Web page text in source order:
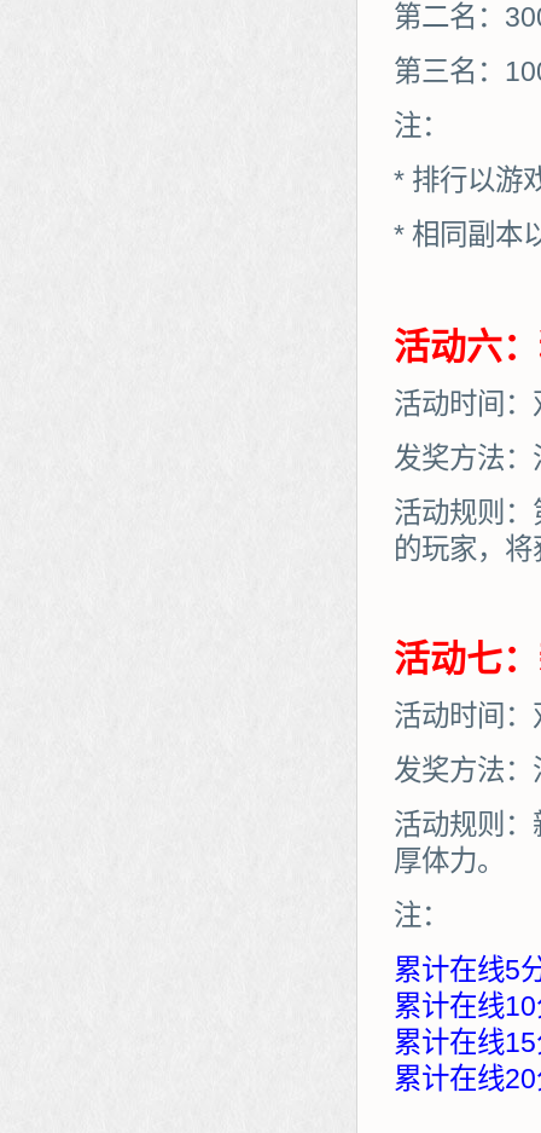
第二名：
第三名：
注：
* 排行以游
* 相同副本
活动六
活动时间
发奖方法
活动规则
的玩家，
活动七
活动时间
发奖方法
活动规则
厚体力。
注：
累计在线5
累计在线
累计在线
累计在线